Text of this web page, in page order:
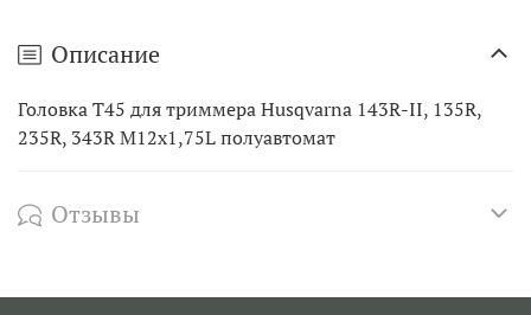
Описание
Головка T45 для триммера Husqvarna 143R-II, 135R,
235R, 343R M12x1,75L полуавтомат
Отзывы